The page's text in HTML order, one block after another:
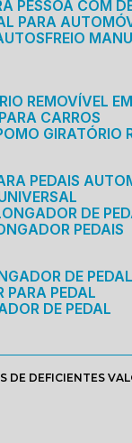
PESSOA COM
PARA
FREIO
REMOVÍVEL
CARROS
POMO GIRATÓRIO
PEDAIS
DE
PEDAIS
DE
PARA PEDAL
DE PEDAL
DE DEFICIENTES